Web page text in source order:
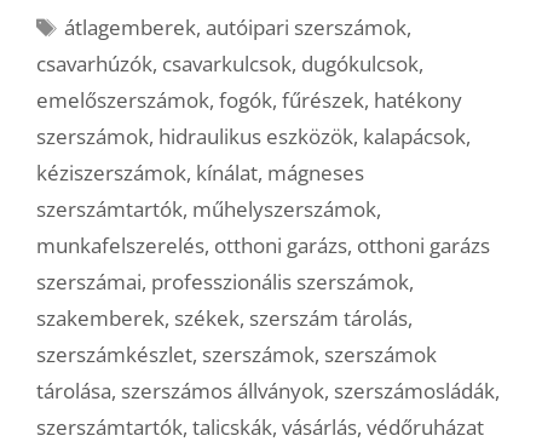
Címkék
átlagemberek,autóipari szerszámok,
csavarhúzók, csavarkulcsok, dugókulcsok,
emelőszerszámok, fogók, fűrészek, hatékony
szerszámok, hidraulikus eszközök, kalapácsok,
kéziszerszámok, kínálat, mágneses
szerszámtartók, műhelyszerszámok,
munkafelszerelés, otthoni garázs, otthoni garázs
szerszámai, professzionális szerszámok,
szakemberek, székek, szerszám tárolás,
szerszámkészlet, szerszámok, szerszámok
tárolása, szerszámos állványok, szerszámosládák,
szerszámtartók, talicskák, vásárlás, védőruházat